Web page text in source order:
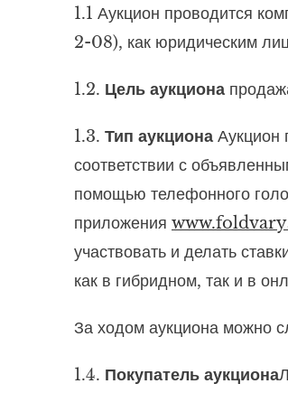
1.1 Аукцион проводится
2-08), как юридическим
1.2. Цель аукциона
1.3. Тип аукциона Аукцион
соответствии с
помощью телефонного
приложения
участвовать и делать
как в гибридном, так и в
За ходом аукциона можно
1.4. Покупатель аукциона